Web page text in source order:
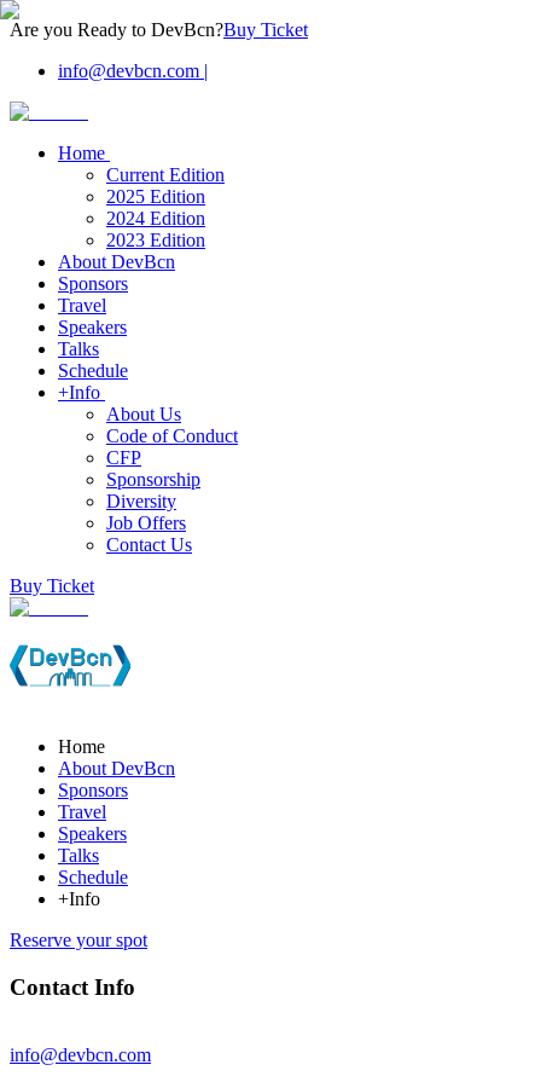
Are you Ready to DevBcn?Buy Ticket
info@devbcn.com |
Home
Current Edition
2025 Edition
2024 Edition
2023 Edition
About DevBcn
Sponsors
Travel
Speakers
Talks
Schedule
+Info
About Us
Code of Conduct
CFP
Sponsorship
Diversity
Job Offers
Contact Us
Buy Ticket
Home
About DevBcn
Sponsors
Travel
Speakers
Talks
Schedule
+Info
Reserve your spot
Contact Info
info@devbcn.com